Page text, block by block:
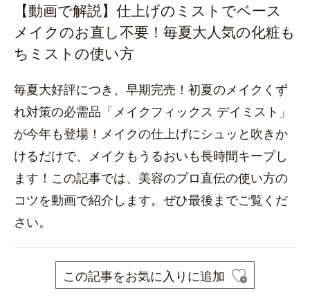
【動画で解説】仕上げのミストでベース
メイクのお直し不要！毎夏大人気の化粧も
ちミストの使い方
毎夏大好評につき、早期完売！初夏のメイクくず
れ対策の必需品「メイクフィックス デイミスト」
が今年も登場！メイクの仕上げにシュッと吹きか
けるだけで、メイクもうるおいも長時間キープし
ます！この記事では、美容のプロ直伝の使い方の
コツを動画で紹介します。ぜひ最後までご覧くだ
さい。
この記事をお気に入りに追加